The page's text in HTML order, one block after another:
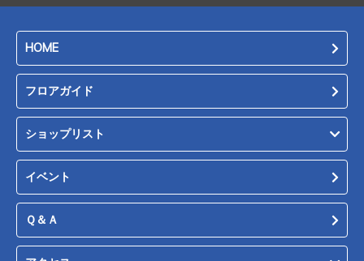
HOME
フロアガイド
ショップリスト
イベント
Ｑ＆Ａ